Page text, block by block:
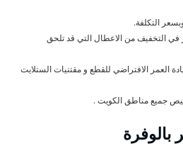
التكلفة.
في التخفيف من الاعطال التي قد تلحق
العمر الافتراضي للقطع و مقتنيات الستلايت
جميع مناطق الكويت .